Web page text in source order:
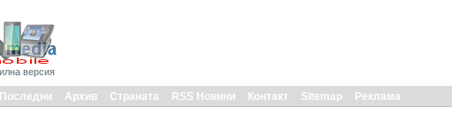
версия
Последни Архив Страната RSS Новини Контакт Sitemap Реклама